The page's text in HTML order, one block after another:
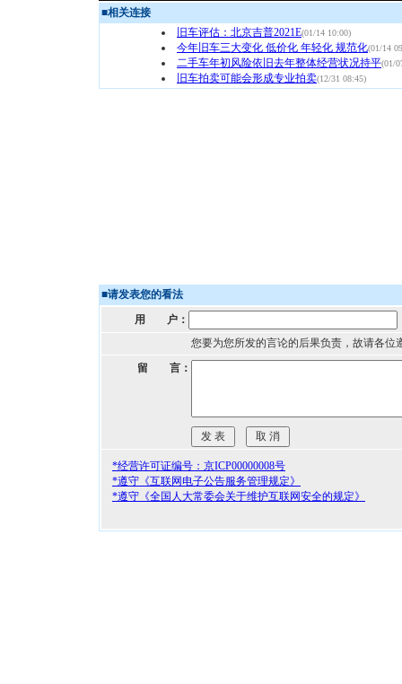
■相关连接
旧车评估：北京吉普2021E(01/14 10:00)
今年旧车三大变化 低价化 年轻化 规范化(01/14
二手车年初风险依旧去年整体经营状况持平(01/
旧车拍卖可能会形成专业拍卖(12/31 08:45)
■请发表您的看法
用 户：
您要为您所发的言论的后果负责，故请各位
留 言：
*经营许可证编号：京ICP00000008号
*遵守《互联网电子公告服务管理规定》
*遵守《全国人大常委会关于维护互联网安全的规定》